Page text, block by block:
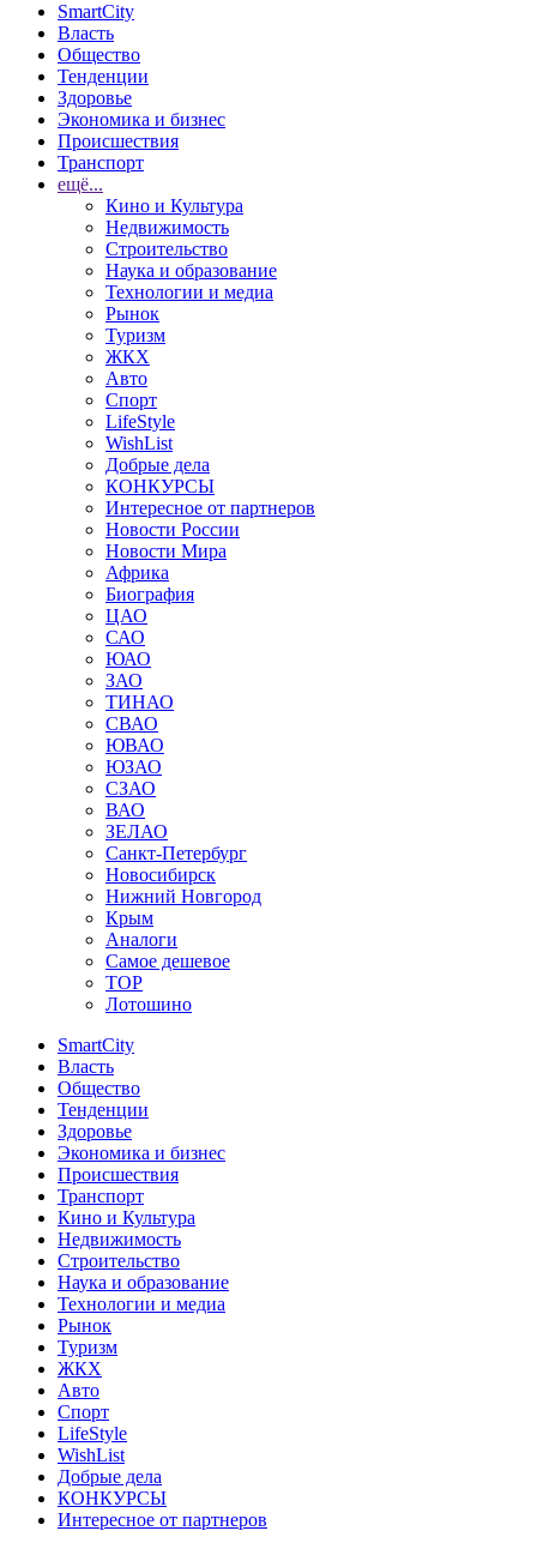
SmartCity
Власть
Общество
Тенденции
Здоровье
Экономика и бизнес
Происшествия
Транспорт
ещё...
Кино и Культура
Недвижимость
Строительство
Наука и образование
Технологии и медиа
Рынок
Туризм
ЖКХ
Авто
Спорт
LifeStyle
WishList
Добрые дела
КОНКУРСЫ
Интересное от партнеров
Новости России
Новости Мира
Африка
Биография
ЦАО
САО
ЮАО
ЗАО
ТИНАО
СВАО
ЮВАО
ЮЗАО
СЗАО
ВАО
ЗЕЛАО
Санкт-Петербург
Новосибирск
Нижний Новгород
Крым
Аналоги
Самое дешевое
TOP
Лотошино
SmartCity
Власть
Общество
Тенденции
Здоровье
Экономика и бизнес
Происшествия
Транспорт
Кино и Культура
Недвижимость
Строительство
Наука и образование
Технологии и медиа
Рынок
Туризм
ЖКХ
Авто
Спорт
LifeStyle
WishList
Добрые дела
КОНКУРСЫ
Интересное от партнеров